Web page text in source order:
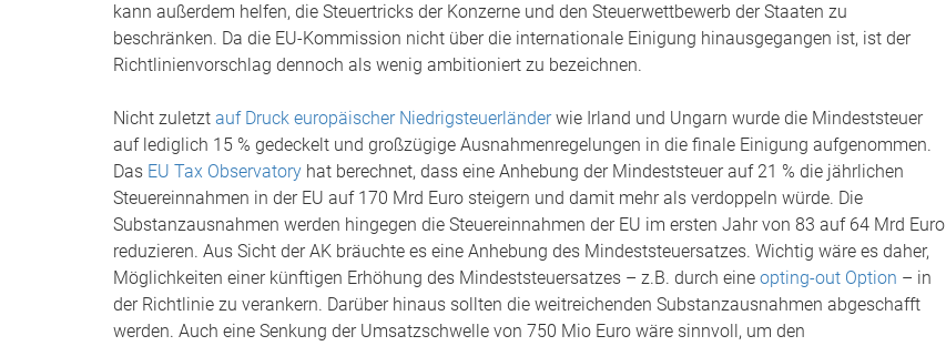
kann außerdem helfen, die Steuertricks der Konzerne und den Steuerwettbewerb der Staaten zu
beschränken. Da die EU-Kommission nicht über die internationale Einigung hinausgegangen ist, ist der
Richtlinienvorschlag dennoch als wenig ambitioniert zu bezeichnen.
Nicht zuletzt auf Druck europäischer Niedrigsteuerländerwie Irland und Ungarn wurde die Mindeststeuer
auf lediglich 15 % gedeckelt und großzügige Ausnahmenregelungen in die finale Einigung aufgenommen.
Das EU Tax Observatory hat berechnet, dass eine Anhebung der Mindeststeuer auf 21 % die jährlichen
Steuereinnahmen in der EU auf 170 Mrd Euro steigern und damit mehr als verdoppeln würde. Die
Substanzausnahmen werden hingegen die Steuereinnahmen der EU im ersten Jahr von 83 auf 64 Mrd Euro
reduzieren. Aus Sicht der AK bräuchte es eine Anhebung des Mindeststeuersatzes. Wichtig wäre es daher,
Möglichkeiten einer künftigen Erhöhung des Mindeststeuersatzes – z.B. durch eine opting-out Option – in
der Richtlinie zu verankern. Darüber hinaus sollten die weitreichenden Substanzausnahmen abgeschafft
werden. Auch eine Senkung der Umsatzschwelle von 750 Mio Euro wäre sinnvoll, um den